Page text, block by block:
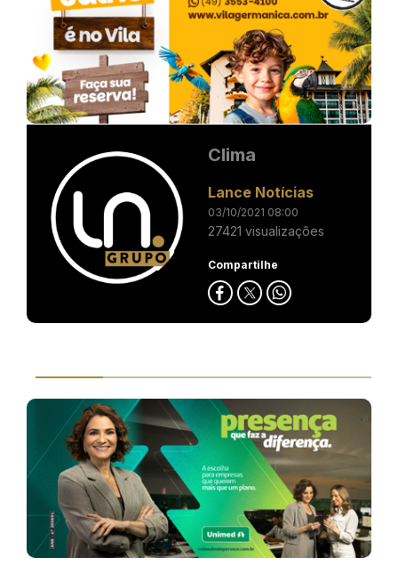
Clima
Lance Notícias
03/10/2021 08:00
27421 visualizações
Compartilhe